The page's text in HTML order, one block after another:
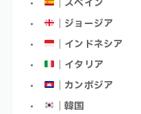
｜スペイン
｜ジョージア
｜インドネシア
｜イタリア
｜カンボジア
｜韓国